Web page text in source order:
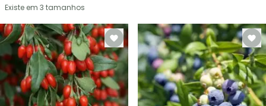
Existe em 3 tamanhos